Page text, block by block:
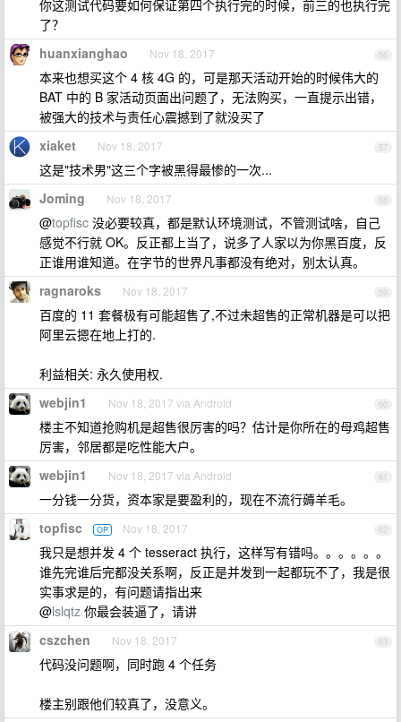
你这测试代码要如何保证第四个执行完的时候，前三的也执行完
了？
56
huanxianghao Nov 18, 2017
本来也想买这个 4 核 4G 的，可是那天活动开始的时候伟大的
BAT 中的 B 家活动页面出问题了，无法购买，一直提示出错，
被强大的技术与责任心震撼到了就没买了
57
xiaket Nov 18, 2017
这是"技术男"这三个字被黑得最惨的一次...
58
Joming Nov 18, 2017
@topfisc 没必要较真，都是默认环境测试，不管测试啥，自己
感觉不行就 OK。反正都上当了，说多了人家以为你黑百度，反
正谁用谁知道。在字节的世界凡事都没有绝对，别太认真。
59
ragnaroks Nov 18, 2017
百度的 11 套餐极有可能超售了,不过未超售的正常机器是可以把
阿里云摁在地上打的.
利益相关: 永久使用权.
60
webjin1 Nov 18, 2017 via Android
楼主不知道抢购机是超售很厉害的吗？估计是你所在的母鸡超售
厉害，邻居都是吃性能大户。
61
webjin1 Nov 18, 2017 via Android
一分钱一分货，资本家是要盈利的，现在不流行薅羊毛。
62
topfisc OP Nov 18, 2017
我只是想并发 4 个 tesseract 执行，这样写有错吗。。。。。。
谁先完谁后完都没关系啊，反正是并发到一起都玩不了，我是很
实事求是的，有问题请指出来
@lslqtz 你最会装逼了，请讲
63
cszchen Nov 18, 2017
代码没问题啊，同时跑 4 个任务
楼主别跟他们较真了，没意义。